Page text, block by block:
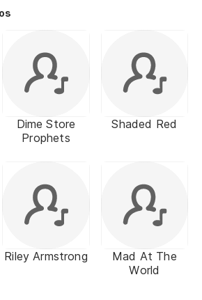
Dime Store
Prophets
Shaded Red
Riley Armstrong
Mad At The
World